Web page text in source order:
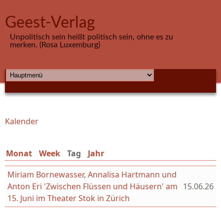
Geest-Verlag
Unpolitisch sein heißt politisch sein, ohne es zu
merken. (Rosa Luxemburg)
HAUPTMENÜ
Sie sind hier
Kalender
Monat Week Tag (aktiver Reiter)
Jahr
Miriam Bornewasser, Annalisa Hartmann und
Anton Eri 'Zwischen Flüssen und Häusern' am
15. Juni im Theater Stok in Zürich
15.06.26